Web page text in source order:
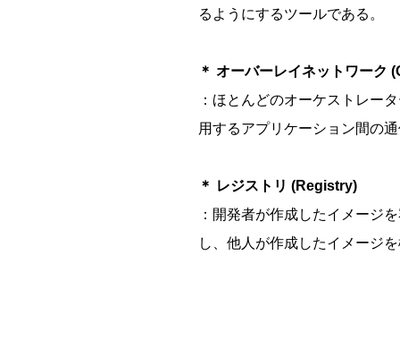
るようにするツールである。
＊ オーバーレイネットワーク
：ほとんどのオーケストレー
用するアプリケーション間の
＊ レジストリ (Registry)
：開発者が作成したイメージ
し、他人が作成したイメージ